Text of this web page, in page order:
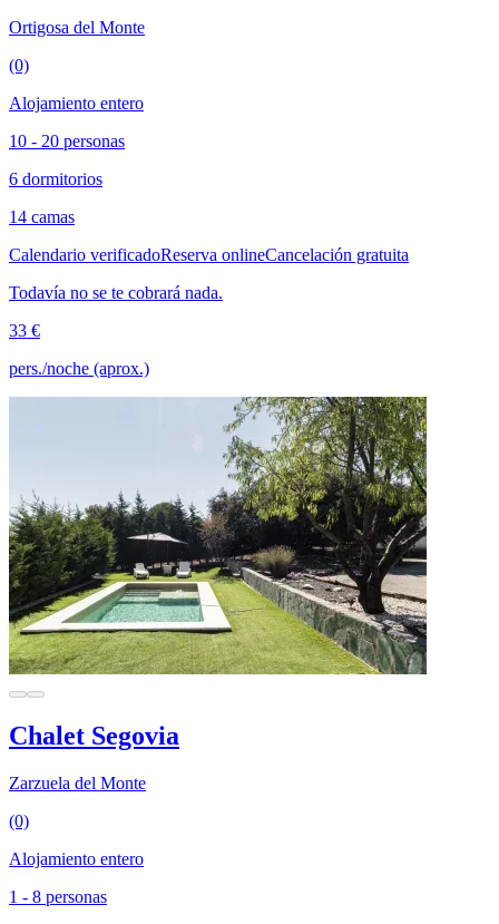
Ortigosa del Monte
(0)
Alojamiento entero
10 - 20 personas
6 dormitorios
14 camas
Calendario verificadoReserva onlineCancelación gratuita
Todavía no se te cobrará nada.
33 €
pers./noche (aprox.)
Chalet Segovia
Zarzuela del Monte
(0)
Alojamiento entero
1 - 8 personas